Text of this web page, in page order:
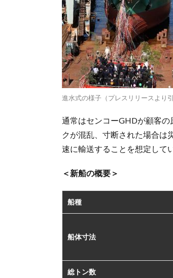
進水式の様子（プレスリリースより引
通常はセンコーGHDが顧客
クが混乱、寸断された場合は
速に輸送することを想定して
＜新船の概要＞
船種
船体寸法
総トン数